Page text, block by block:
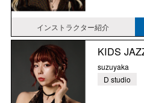
インストラクター紹介
KIDS
suzuyaka
D studio